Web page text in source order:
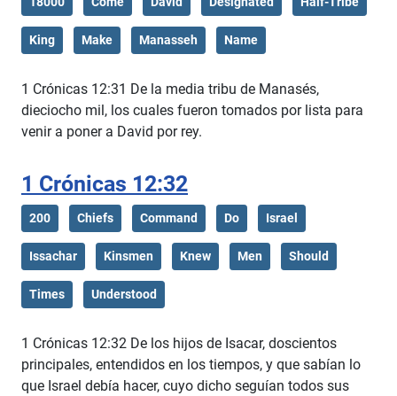
King Make Manasseh Name
1 Crónicas 12:31 De la media tribu de Manasés,
dieciocho mil, los cuales fueron tomados por lista para
venir a poner a David por rey.
1 Crónicas 12:32
200 Chiefs Command Do Israel
Issachar Kinsmen Knew Men Should
Times Understood
1 Crónicas 12:32 De los hijos de Isacar, doscientos
principales, entendidos en los tiempos, y que sabían lo
que Israel debía hacer, cuyo dicho seguían todos sus